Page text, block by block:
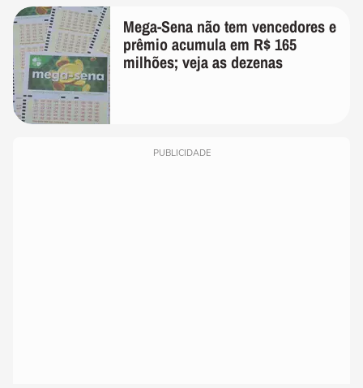
Mega-Sena não tem vencedores e
prêmio acumula em R$ 165
milhões; veja as dezenas
PUBLICIDADE